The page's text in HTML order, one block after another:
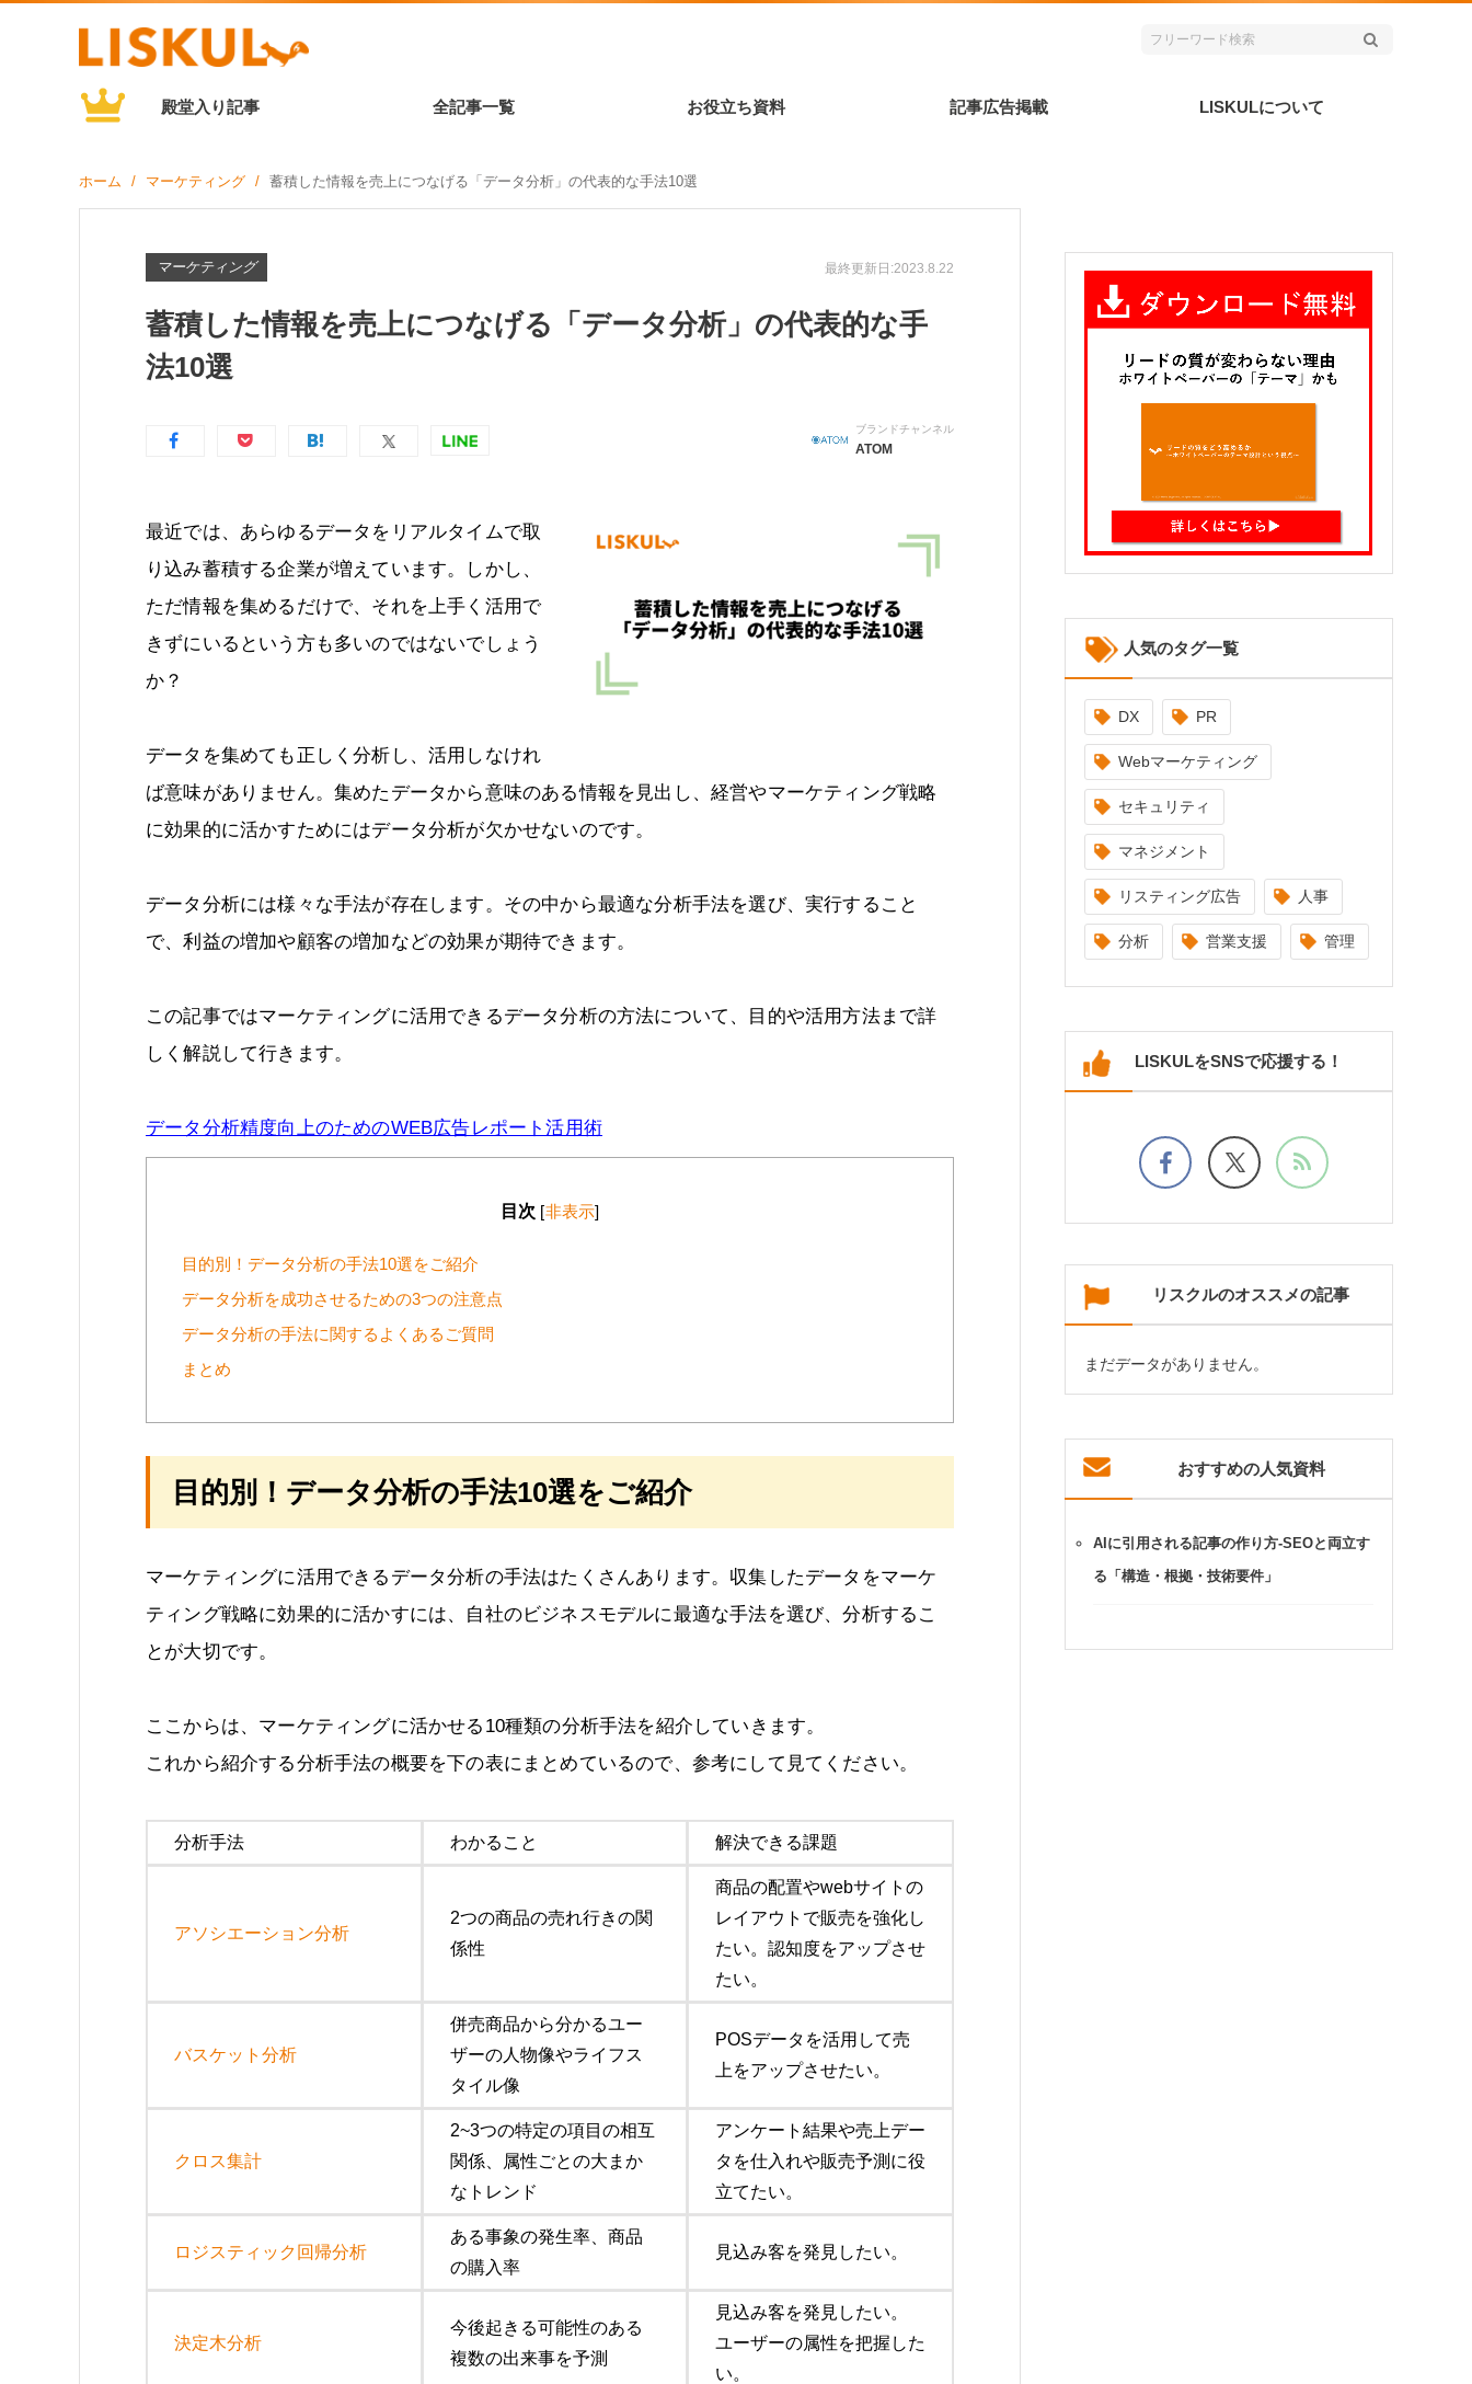
殿堂入り記事 全記事一覧 お役立ち資料 記事広告掲載 LISKULについて
ホーム マーケティング 蓄積した情報を売上につなげる「データ分析」の代表的な手法10選
マーケティング 最終更新日:2023.8.22
蓄積した情報を売上につなげる「データ分析」の代表的な手
法10選
ブランドチャンネル
ATOM
最近では、あらゆるデータをリアルタイムで取
り込み蓄積する企業が増えています。しかし、
ただ情報を集めるだけで、それを上手く活用で
きずにいるという方も多いのではないでしょう
か？
データを集めても正しく分析し、活用しなけれ
ば意味がありません。集めたデータから意味のある情報を見出し、経営やマーケティング戦略
に効果的に活かすためにはデータ分析が欠かせないのです。
データ分析には様々な手法が存在します。その中から最適な分析手法を選び、実行すること
で、利益の増加や顧客の増加などの効果が期待できます。
この記事ではマーケティングに活用できるデータ分析の方法について、目的や活用方法まで詳
しく解説して行きます。
データ分析精度向上のためのWEB広告レポート活用術
目次 [非表示]
目的別！データ分析の手法10選をご紹介
データ分析を成功させるための3つの注意点
データ分析の手法に関するよくあるご質問
まとめ
目的別！データ分析の手法10選をご紹介
マーケティングに活用できるデータ分析の手法はたくさんあります。収集したデータをマーケ
ティング戦略に効果的に活かすには、自社のビジネスモデルに最適な手法を選び、分析するこ
とが大切です。
ここからは、マーケティングに活かせる10種類の分析手法を紹介していきます。
これから紹介する分析手法の概要を下の表にまとめているので、参考にして見てください。
分析手法 わかること 解決できる課題
アソシエーション分析
2つの商品の売れ行きの関
係性
商品の配置やwebサイトの
レイアウトで販売を強化し
たい。認知度をアップさせ
たい。
バスケット分析
併売商品から分かるユー
ザーの人物像やライフス
タイル像
POSデータを活用して売
上をアップさせたい。
クロス集計
2~3つの特定の項目の相互
関係、属性ごとの大まか
なトレンド
アンケート結果や売上デー
タを仕入れや販売予測に役
立てたい。
ロジスティック回帰分析
ある事象の発生率、商品
の購入率
見込み客を発見したい。
決定木分析
今後起きる可能性のある
複数の出来事を予測
見込み客を発見したい。
ユーザーの属性を把握した
い。
人気のタグ一覧
DX PR
Webマーケティング
セキュリティ
マネジメント
リスティング広告 人事
分析 営業支援 管理
LISKULをSNSで応援する！
リスクルのオススメの記事
まだデータがありません。
おすすめの人気資料
AIに引用される記事の作り方-SEOと両立す
る「構造・根拠・技術要件」